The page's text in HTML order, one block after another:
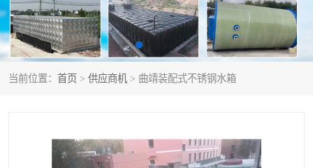
当前位置： 首页 > 供应商机 > 曲靖装配式不锈钢水箱
一体化污水泵站